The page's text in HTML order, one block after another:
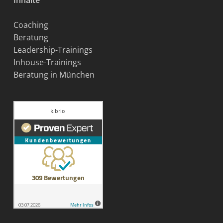
Coaching
Beratung
Leadership-Trainings
Inhouse-Trainings
Beratung in München